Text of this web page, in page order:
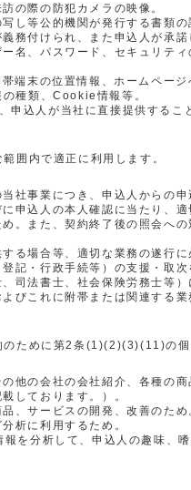
の際の防犯カメラの映像。
し等公的機関が発行する書類の
務付けられ、また申込人が承諾
名、パスワード、セキュリティ
端末の位置情報、ホームペー
種類、Cookie情報等。
込人が当社に直接提供するこ
囲内で適正に利用します。
社事業につき、申込人からの
申込人の本人確認に当たり、適
。また、契約終了後の照会へ
る場合等、適切な業務の遂行
記・行政手続等）の支援・取次
司法書士、社会保険労務士等）
びこれに附帯または関連する業
ために第2条(1)(2)(3)(11)の個
他の会社の会社紹介、各種の
しております。）。
、サービスの開発、改善のため
析に利用するため。
を分析して、申込人の趣味、